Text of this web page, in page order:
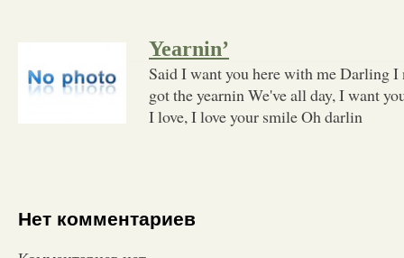
Yearnin’
Said I want you here with me Darling I
got the yearnin We've all day, I want
I love, I love your smile Oh darlin
Нет комментариев